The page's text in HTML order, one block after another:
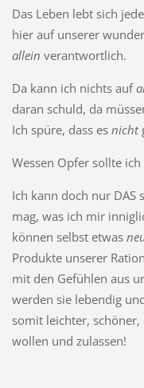
Das Leben lebt sich
hier auf unserer
allein verantwortlich.
Da kann ich nichts auf
daran schuld, da
Ich spüre, dass es nicht
Wessen Opfer sollte
Ich kann doch nur DAS
mag, was ich mir
können selbst etwas
Produkte unserer
mit den Gefühlen aus
werden sie lebendig
somit leichter,
wollen und zulassen!